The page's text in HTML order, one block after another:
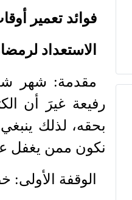
فوائد تعمير
الاستعداد
مقدمة: شهر
رفيعة غيرَ أن
بحقه، لذلك
نكون ممن يغفل
الوقفة الأولى: